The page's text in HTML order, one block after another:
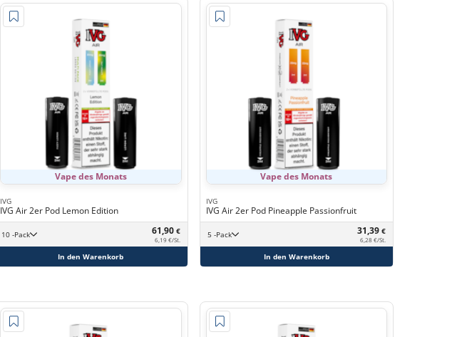
Vape des Monats
IVG
IVG Air 2er Pod Lemon Edition
10 -Pack 61,90 €
6,19 €/St.
In den Warenkorb
Vape des Monats
IVG
IVG Air 2er Pod Pineapple Passionfruit
5 -Pack 31,39 €
6,28 €/St.
In den Warenkorb